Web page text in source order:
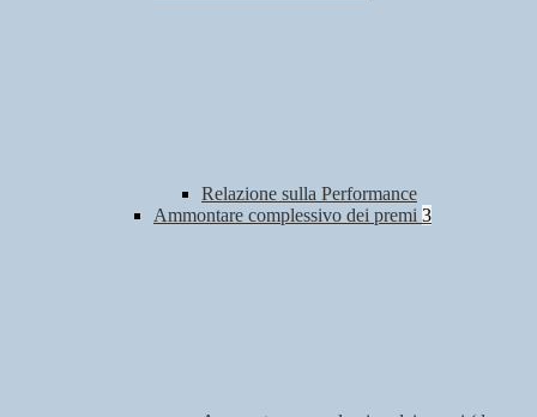
Relazione sulla Performance
Ammontare complessivo dei premi 3